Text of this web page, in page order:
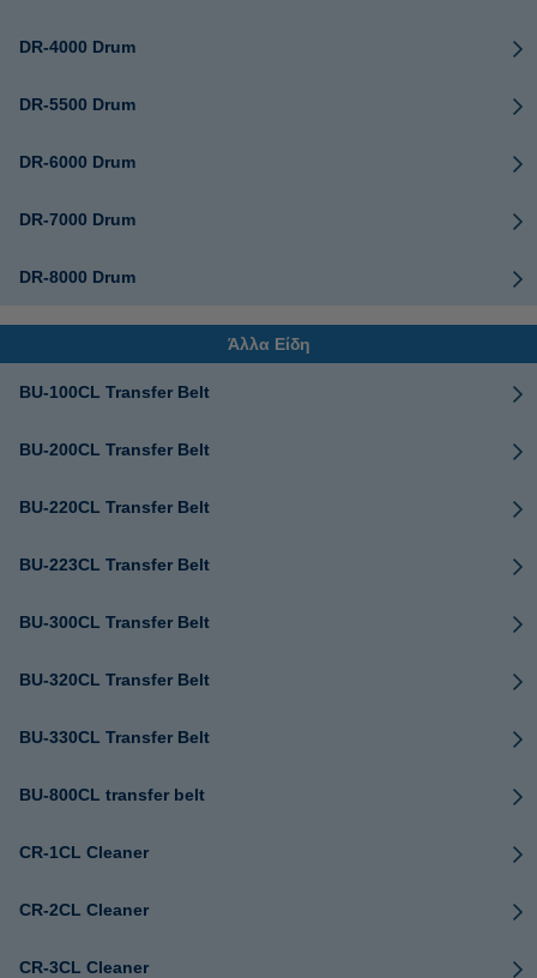
DR-4000 Drum
DR-5500 Drum
DR-6000 Drum
DR-7000 Drum
DR-8000 Drum
Άλλα Είδη
BU-100CL Transfer Belt
BU-200CL Transfer Belt
BU-220CL Transfer Belt
BU-223CL Transfer Belt
BU-300CL Transfer Belt
BU-320CL Transfer Belt
BU-330CL Transfer Belt
BU-800CL transfer belt
CR-1CL Cleaner
CR-2CL Cleaner
CR-3CL Cleaner